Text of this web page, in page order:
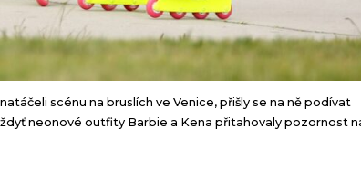
scénu na bruslích ve Venice, přišly se na ně podívat
neonové outfity Barbie a Kena přitahovaly pozornost